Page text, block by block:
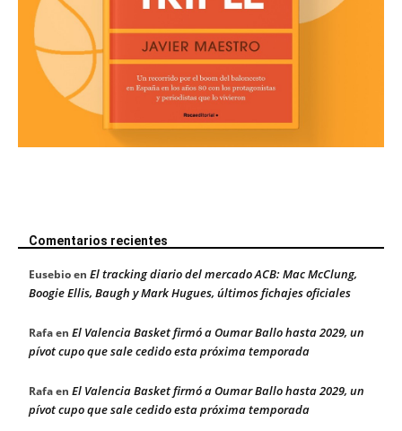
Comentarios recientes
Eusebioen El tracking diario del mercado ACB: Mac McClung,
Boogie Ellis, Baugh y Mark Hugues, últimos fichajes oficiales
Rafaen El Valencia Basket firmó a Oumar Ballo hasta 2029, un
pívot cupo que sale cedido esta próxima temporada
Rafaen El Valencia Basket firmó a Oumar Ballo hasta 2029, un
pívot cupo que sale cedido esta próxima temporada